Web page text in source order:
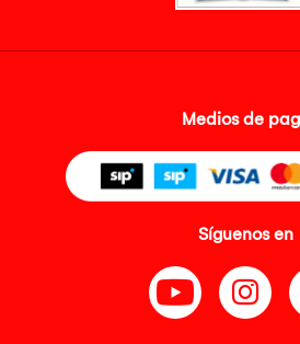
Medios de
Síguenos en